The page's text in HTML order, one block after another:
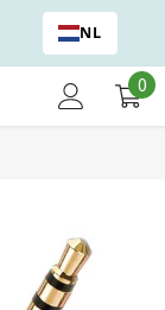
NL
0
0